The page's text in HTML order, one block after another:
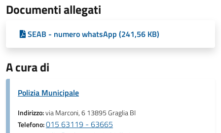
Documenti allegati
SEAB - numero whatsApp (241,56 KB)
A cura di
Polizia Municipale
Indirizzo:via Marconi, 6 13895 Graglia BI
Telefono:015 63119 - 63665